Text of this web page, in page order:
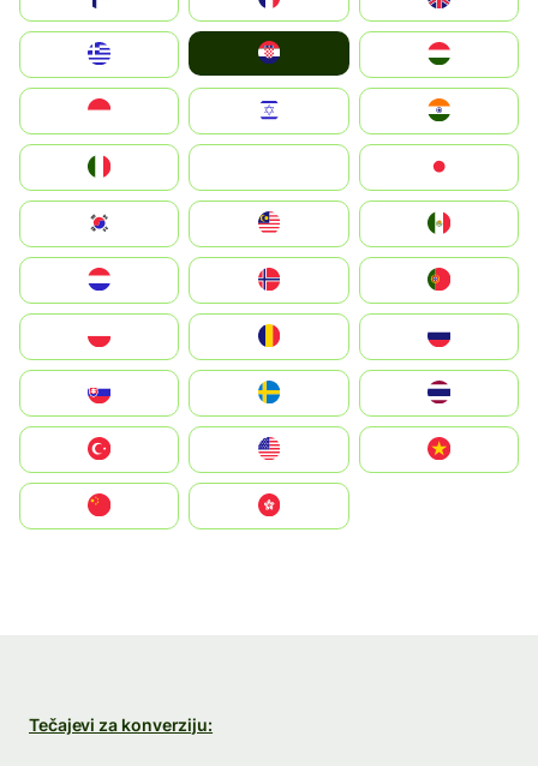
Magyarország
South Korea
United States
中國香港特別行政區
Tečajevi za konverziju: